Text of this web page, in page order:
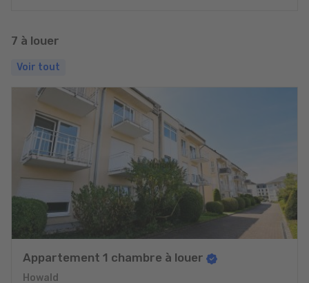
7 à louer
Voir tout
Appartement 1 chambre à louer
Howald